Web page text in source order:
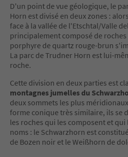
D'un point de vue géologique, le
Horn est divisé en deux zones :
face à la vallée de l'Etschtal/Valle
principalement composé de
porphyre de quartz rouge-brun
La parc de Trudner Horn est lui-
roche.
Cette division en deux parties est
montagnes jumelles du
deux sommets les plus
forme conique très similaire, ils se
les roches qui les composent et
noms : le Schwarzhorn est
de Bozen noir et le Weißhorn de